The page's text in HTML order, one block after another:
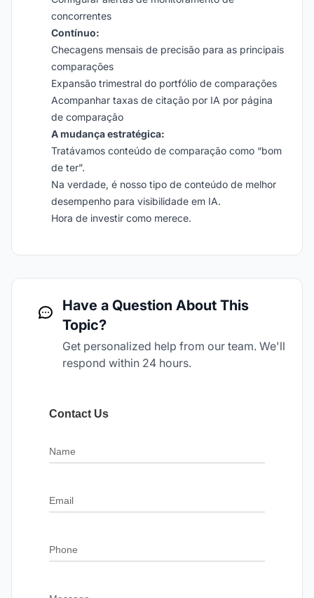
concorrentes
Contínuo:
Checagens mensais de precisão para as principais
comparações
Expansão trimestral do portfólio de comparações
Acompanhar taxas de citação por IA por página
de comparação
A mudança estratégica:
Tratávamos conteúdo de comparação como “bom
de ter”.
Na verdade, é nosso tipo de conteúdo de melhor
desempenho para visibilidade em IA.
Hora de investir como merece.
Have a Question About This
Topic?
Get personalized help from our team. We'll
respond within 24 hours.